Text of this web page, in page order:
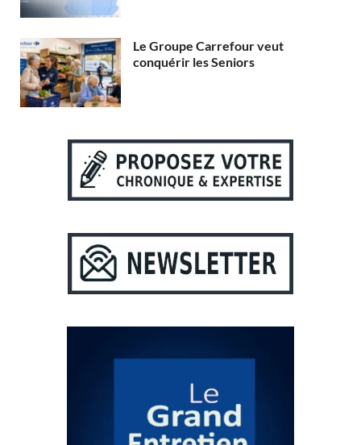
Le Groupe Carrefour veut
conquérir les Seniors